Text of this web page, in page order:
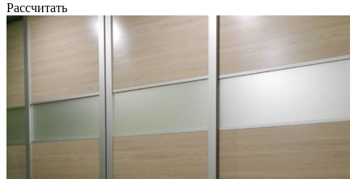
Рассчитать